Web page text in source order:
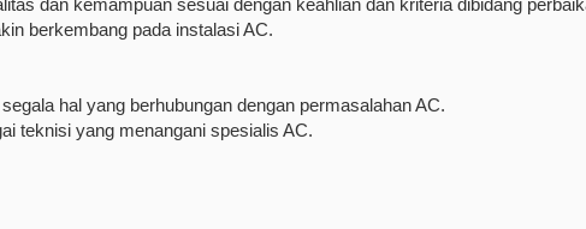
dan kemampuan sesuai dengan keahlian dan kriteria dibidang
berkembang pada instalasi AC.
hal yang berhubungan dengan permasalahan AC.
teknisi yang menangani spesialis AC.